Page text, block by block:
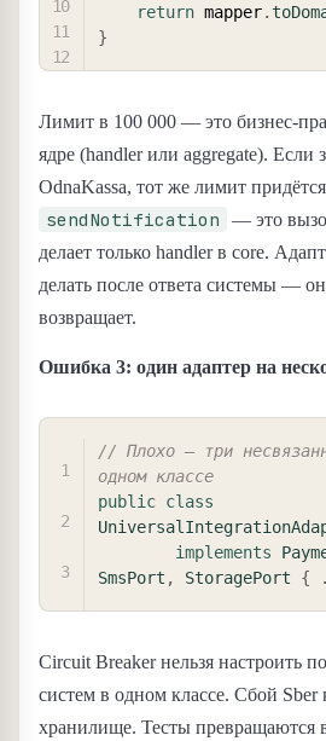
return mapper.
}
Лимит в 100 000 — это бизнес-
ядре (handler или aggregate). Если
OdnaKassa, тот же лимит
sendNotification
— это
делает только handler в core.
делать после ответа системы —
возвращает.
Ошибка 3: один адаптер на
// Плохо — три
одном классе
public class
implements
SmsPort , StoragePort { .
Circuit Breaker нельзя настроить
систем в одном классе. Сбой Sber
хранилище. Тесты превращаются